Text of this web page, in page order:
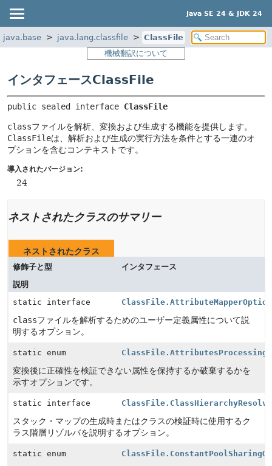
Java SE 24 & JDK 24
java.base java.lang.classfile
ClassFile
機械翻訳について
インタフェースClassFile
public sealed interface ClassFile
classファイルを解析、変換および生成する機能を提供します。
ClassFileは、解析および生成の実行方法を条件とする一連のオ
プションを含むコンテキストです。
導入されたバージョン:
24
ネストされたクラスのサマリー
ネストされたクラス
修飾子と型
インタフェース
説明
static interface
ClassFile.AttributeMapperOption
classファイルを解析するためのユーザー定義属性について説
明するオプション。
static enum
変換後に正確性を検証できない属性を保持するか破棄するかを
示すオプションです。
static interface
スタック・マップの生成時またはクラスの検証時に使用するク
ラス階層リゾルバを説明するオプション。
static enum